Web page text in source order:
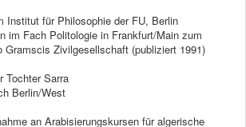
Institut für Philosophie der FU, Berlin
im Fach Politologie in Frankfurt/Main zum
Gramscis Zivilgesellschaft (publiziert 1991)
Tochter Sarra
Berlin/West
an Arabisierungskursen für algerische